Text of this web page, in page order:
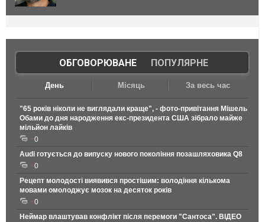
ОБГОВОРЮВАНЕ| ПОПУЛЯРНЕ
День Місяць За весь час
"65 років ніколи не виглядали краще", - фото-привітання Мішель
Обами до дня народження екс-президента США зібрало майже
мільйон лайків
0
Audi готується до випуску нового покоління позашляховика Q8
0
Рецепт молодості виявився простішим: володіння кількома
мовами омолоджує мозок на десяток років
0
Неймар влаштував конфлікт після перемоги "Сантоса". ВІДЕО